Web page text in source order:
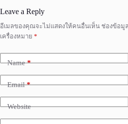
Leave a Reply
อีเมลของคุณจะไม่แสดงให้คนอื่นเห็น ช่องข้อมู
เครื่องหมาย *
Name*
Email*
Website